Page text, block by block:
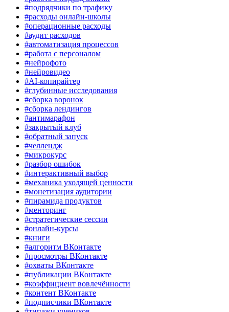
#подрядчики по трафику
#расходы онлайн-школы
#операционные расходы
#аудит расходов
#автоматизация процессов
#работа с персоналом
#нейрофото
#нейровидео
#AI-копирайтер
#глубинные исследования
#сборка воронок
#сборка лендингов
#антимарафон
#закрытый клуб
#обратный запуск
#челлендж
#микрокурс
#разбор ошибок
#интерактивный выбор
#механика уходящей ценности
#монетизация аудитории
#пирамида продуктов
#менторинг
#стратегические сессии
#онлайн-курсы
#книги
#алгоритм ВКонтакте
#просмотры ВКонтакте
#охваты ВКонтакте
#публикации ВКонтакте
#коэффициент вовлечённости
#контент ВКонтакте
#подписчики ВКонтакте